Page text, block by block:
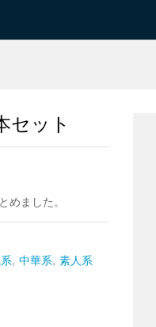
セット
めました。
, 中華系, 素人系